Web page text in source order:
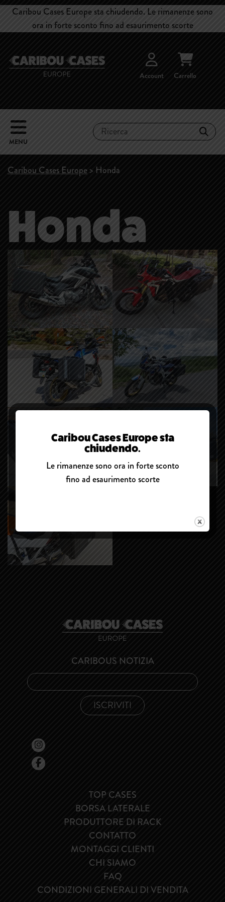
Caribou Cases Europe sta chiudendo. Le rimanenze sono
ora in forte sconto fino ad esaurimento scorte
Account Carrello
MENU
Caribou Cases Europe> Honda
Honda
TOP CASES
BORSA LATERALE
PRODUTTORE DI RACK
CONTATTO
MONTAGGI CLIENTI
CHI SIAMO
FAQ
CONDIZIONI GENERALI DI VENDITA
CARIBOUS NOTIZIA
Caribou Cases Europe sta
chiudendo.
Le rimanenze sono ora in forte sconto
fino ad esaurimento scorte